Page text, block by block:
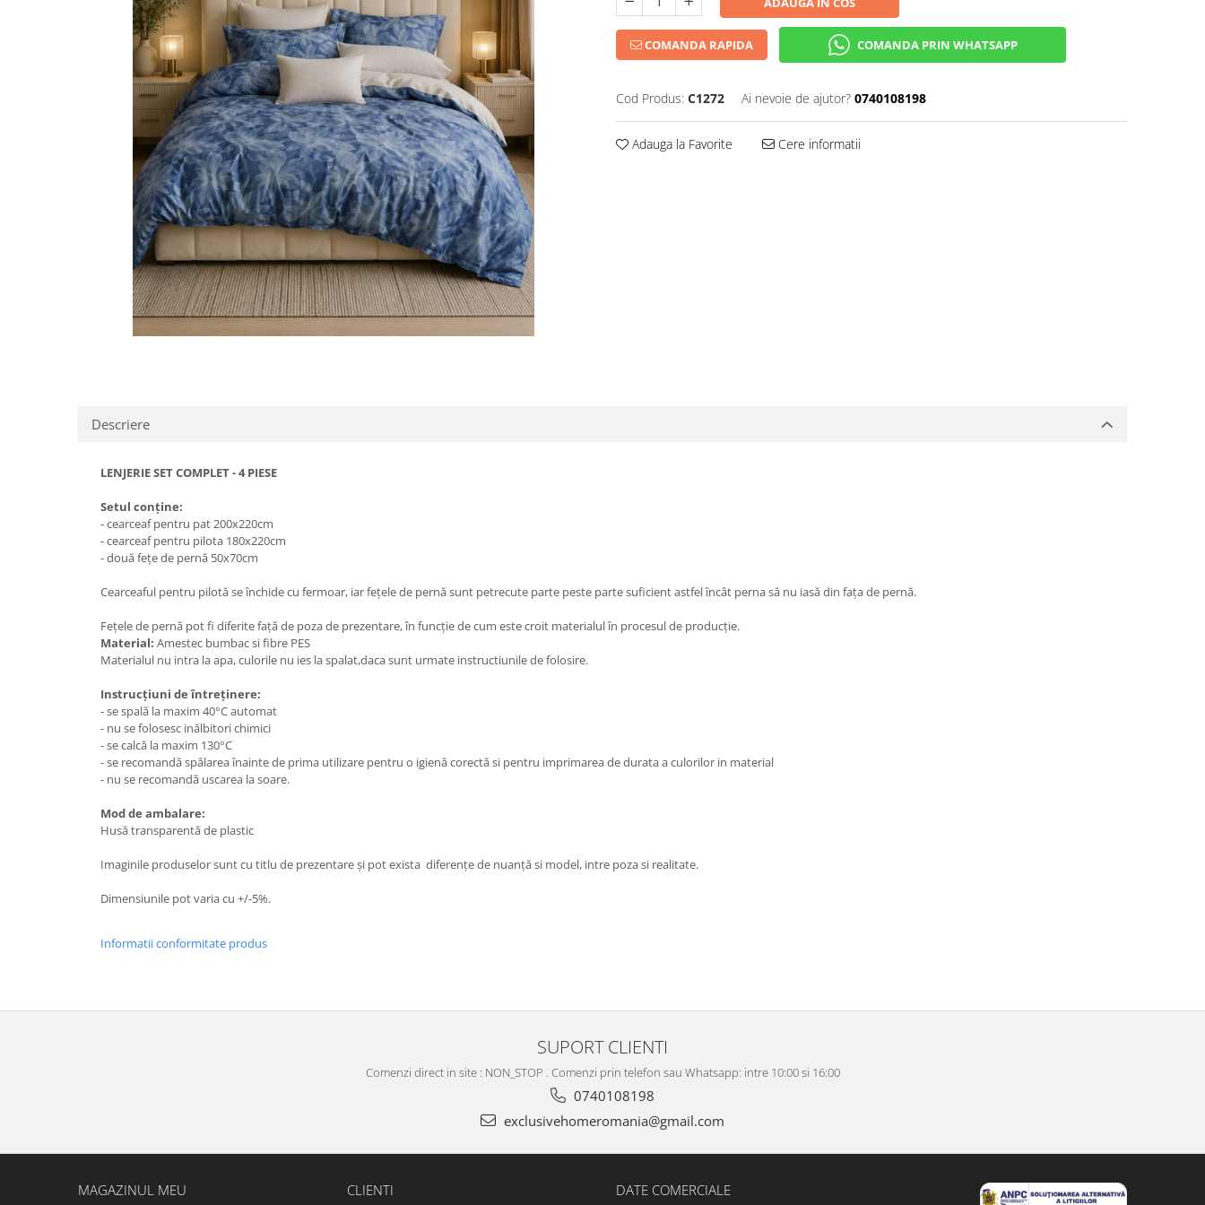
COMANDA RAPIDA COMANDA PRIN WHATSAPP
Cod Produs: C1272 Ai nevoie de ajutor? 0740108198
Adauga la Favorite Cere informatii
Descriere
LENJERIE SET COMPLET - 4 PIESE
Setul conține:
- cearceaf pentru pat 200x220cm
- cearceaf pentru pilota 180x220cm
- două fețe de pernă 50x70cm
Cearceaful pentru pilotă se închide cu fermoar, iar fețele de pernă sunt petrecute parte peste parte suficient astfel încât perna să nu iasă din fața de pernă.
Fețele de pernă pot fi diferite față de poza de prezentare, în funcție de cum este croit materialul în procesul de producție.
Material: Amestec bumbac si fibre PES
Materialul nu intra la apa, culorile nu ies la spalat,daca sunt urmate instructiunile de folosire.
Instrucțiuni de întreținere:
- se spală la maxim 40°C automat
- nu se folosesc inălbitori chimici
- se calcă la maxim 130°C
- se recomandă spălarea înainte de prima utilizare pentru o igienă corectă si pentru imprimarea de durata a culorilor in material
- nu se recomandă uscarea la soare.
Mod de ambalare:
Husă transparentă de plastic
Imaginile produselor sunt cu titlu de prezentare și pot exista diferențe de nuanță si model, intre poza si realitate.
Dimensiunile pot varia cu +/-5%.
Informatii conformitate produs
SUPORT CLIENTI
Comenzi direct in site : NON_STOP . Comenzi prin telefon sau Whatsapp: intre 10:00 si 16:00
0740108198
exclusivehomeromania@gmail.com
MAGAZINUL MEU CLIENTI DATE COMERCIALE